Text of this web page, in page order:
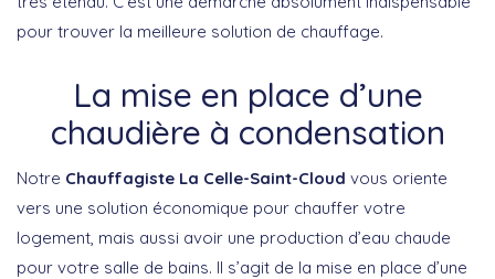
pour trouver la meilleure solution de chauffage.
La mise en place d’une
chaudière à condensation
Notre Chauffagiste La Celle-Saint-Cloud vous oriente
vers une solution économique pour chauffer votre
logement, mais aussi avoir une production d’eau chaude
pour votre salle de bains. Il s’agit de la mise en place d’une